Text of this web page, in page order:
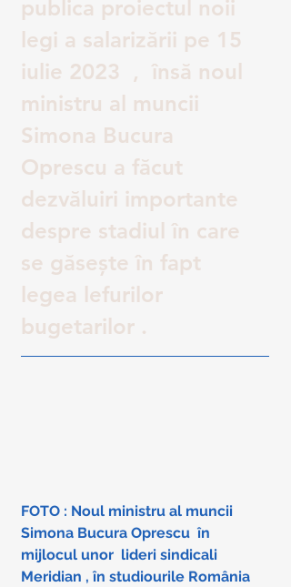
publica proiectul noii
legi a salarizării pe 15
iulie 2023  ,  însă noul
ministru al muncii
Simona Bucura
Oprescu a făcut
dezvăluiri importante
despre stadiul în care
se găsește în fapt
legea lefurilor
bugetarilor .
FOTO : Noul ministru al muncii
Simona Bucura Oprescu  în
mijlocul unor  lideri sindicali
Meridian , în studiourile România